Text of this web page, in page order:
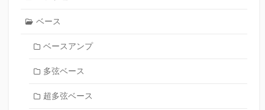
ベース
ベースアンプ
多弦ベース
超多弦ベース